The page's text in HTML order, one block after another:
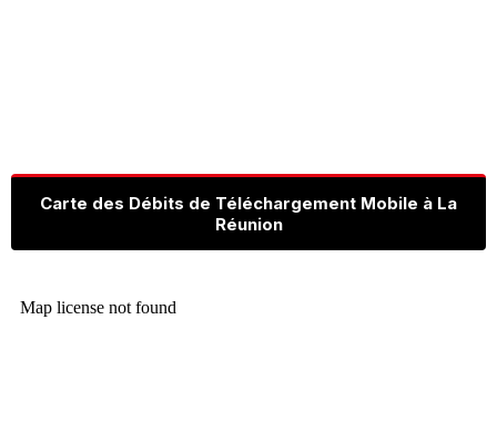
Carte des Débits de Téléchargement Mobile à La
Réunion